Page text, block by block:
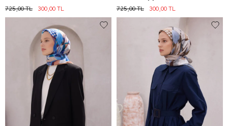
300,00 TL
725,00 TL
300,00 TL
725,00 TL